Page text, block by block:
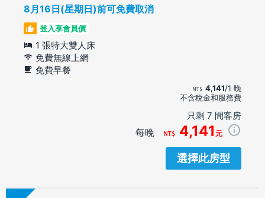
8月16日(星期日)前可免費取消
登入享會員價
1 張特大雙人床
免費無線上網
免費早餐
4,141/1 晚
不含稅金和服務費
只剩 7 間客房
每晚 4,141 元
選擇此房型